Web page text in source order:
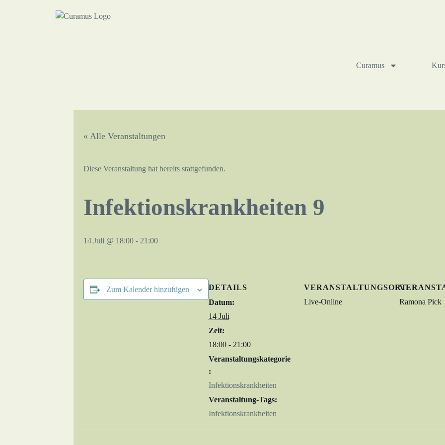
Curamus
« Alle Veranstaltungen
Diese Veranstaltung hat bereits stattgefunden.
Infektionskrankheiten 9
14 Juli @ 18:00 - 21:00
Zum Kalender hinzufügen
DETAILS
Datum:
14 Juli
Zeit:
18:00 - 21:00
Veranstaltungskategorie
:
Infektionskrankheiten
Veranstaltung-Tags:
Infektionskrankheiten
VERANSTALTUNGSORT
Live-Online
Ramona Pick